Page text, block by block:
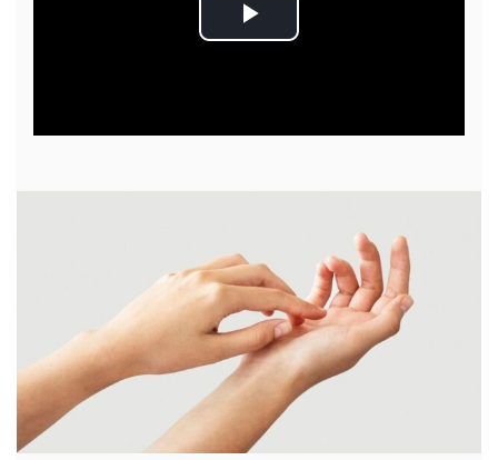
P
a
i
d
e
o